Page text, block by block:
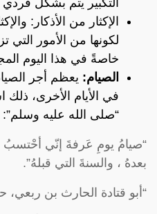
الإكثار من الأذكار:
لكونها من الأمور
خاصةً في هذا اليوم
الصيام: يعظم أجر
في الأيام الأخرى،
“صلى الله عليه وسلم”:
“صيامُ يومِ عَرفةَ إنّي أحْتسبُ
بعدهُ ، والسنةَ التي قبلهُ”.
“أبو قتادة الحارث بن